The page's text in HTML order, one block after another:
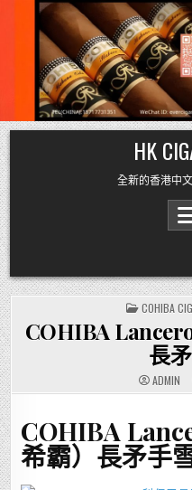
Skip
to
content
HK
全新的香港中文
POSTED
IN
COHIBA
COHIBA
長
ADMIN
COHIBA
希霸）長矛手